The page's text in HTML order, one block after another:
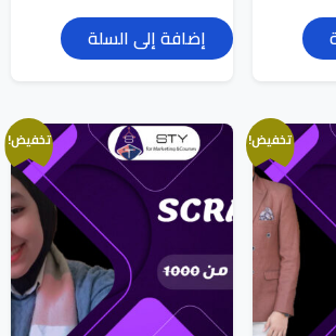
إضافة إلى السلة
تخفيض! تخفيض!